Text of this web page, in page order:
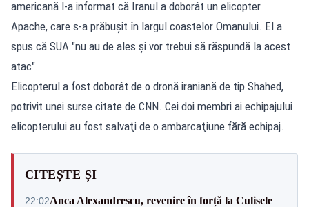
americană l-a informat că Iranul a doborât un elicopter
Apache, care s-a prăbuşit în largul coastelor Omanului. El a
spus că SUA "nu au de ales şi vor trebui să răspundă la acest
atac".
Elicopterul a fost doborât de o dronă iraniană de tip Shahed,
potrivit unei surse citate de CNN. Cei doi membri ai echipajului
elicopterului au fost salvaţi de o ambarcaţiune fără echipaj.
CITEȘTE ȘI
22:02Anca Alexandrescu, revenire în forță la Culisele